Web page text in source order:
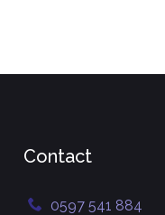
Contact
0597 541 884